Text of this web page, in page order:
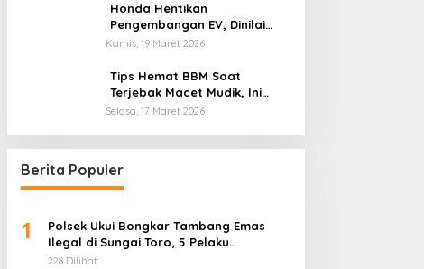
Honda Hentikan
Pengembangan EV, Dinilai
Kian Tertinggal di Industri
Kamis, 19 Maret 2026
Tips Hemat BBM Saat
Terjebak Macet Mudik, Ini
Saran Pakar ITB
Selasa, 17 Maret 2026
Berita Populer
1
Polsek Ukui Bongkar Tambang Emas
Ilegal di Sungai Toro, 5 Pelaku
Diamankan
228 Dilihat